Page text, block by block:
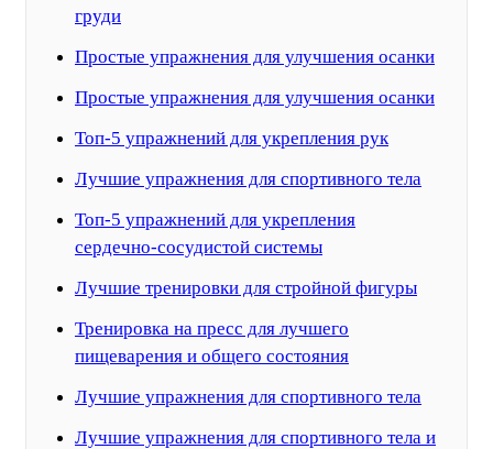
груди
Простые упражнения для улучшения осанки
Простые упражнения для улучшения осанки
Топ-5 упражнений для укрепления рук
Лучшие упражнения для спортивного тела
Топ-5 упражнений для укрепления
сердечно-сосудистой системы
Лучшие тренировки для стройной фигуры
Тренировка на пресс для лучшего
пищеварения и общего состояния
Лучшие упражнения для спортивного тела
Лучшие упражнения для спортивного тела и